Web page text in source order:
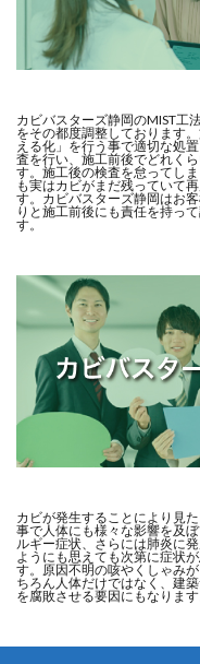
カビバスターズ静岡のMIST工
をその都度調整しております
える化」を行う事で適切な処
査を行い、施工前後でどれく
す。施工後の検査を怠ってし
も実はカビがまだ残っていて
す。カビバスターズ静岡はお
りと施工前後にも責任を持っ
す。
カビが発生することにより見
事で人体にも様々な影響を及
ルギー症状、さらには肺炎に
ようにも思えても次第に症状
す。原因不明の咳やくしゃみ
ちろん人体だけではなく、建
を腐敗させる要因にもなります